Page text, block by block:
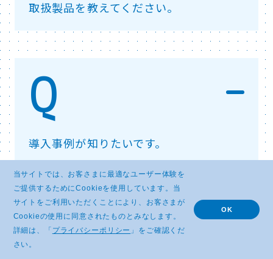
取扱製品を教えてください。
導入事例が知りたいです。
当サイトでは、お客さまに最適なユーザー体験を
ご提供するためにCookieを使用しています。当
サイトをご利用いただくことにより、お客さまが
Cookieの使用に同意されたものとみなします。
詳細は、「 プライバシーポリシー 」をご確認くだ
さい。
OK